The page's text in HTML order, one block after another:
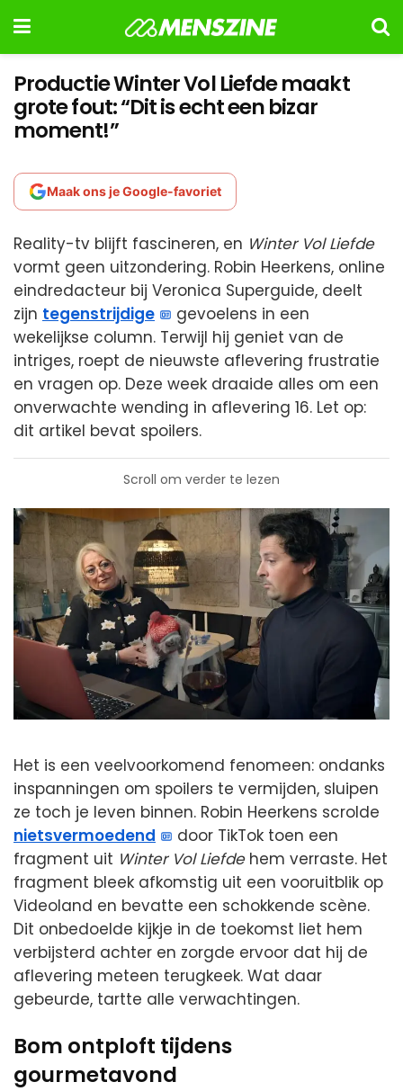
Productie Winter Vol Liefde maakt
grote fout: “Dit is echt een bizar
moment!”
Maak ons je Google-favoriet
Reality-tv blijft fascineren, en Winter Vol Liefde
vormt geen uitzondering. Robin Heerkens, online
eindredacteur bij Veronica Superguide, deelt
zijn tegenstrijdige
gevoelens in een
wekelijkse column. Terwijl hij geniet van de
intriges, roept de nieuwste aflevering frustratie
en vragen op. Deze week draaide alles om een
onverwachte wending in aflevering 16. Let op:
dit artikel bevat spoilers.
Scroll om verder te lezen
Het is een veelvoorkomend fenomeen: ondanks
inspanningen om spoilers te vermijden, sluipen
ze toch je leven binnen. Robin Heerkens scrolde
nietsvermoedend
door TikTok toen een
fragment uit Winter Vol Liefdehem verraste. Het
fragment bleek afkomstig uit een vooruitblik op
Videoland en bevatte een schokkende scène.
Dit onbedoelde kijkje in de toekomst liet hem
verbijsterd achter en zorgde ervoor dat hij de
aflevering meteen terugkeek. Wat daar
gebeurde, tartte alle verwachtingen.
Bom ontploft tijdens
gourmetavond